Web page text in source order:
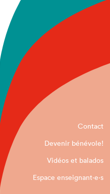
Contact
Devenir bénévole!
Vidéos et balados
Espace enseignant·e⋅s